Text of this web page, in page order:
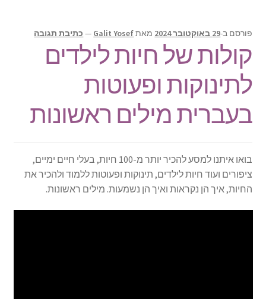
פורסם ב-29 באוקטובר 2024 מאתGalit Yosef
— כתיבת תגובה
קולות של חיות לילדים
לתינוקות ופעוטות
בעברית מילים ראשונות
בואו איתנו למסע להכיר יותר מ-100 חיות, בעלי חיים ימיים,
ציפורים ועוד חיות לילדים, תינוקות ופעוטות ללמוד ולהכיר את
החיות, איך הן נקראות ואיך הן נשמעות. מילים ראשונות.